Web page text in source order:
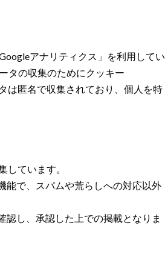
アナリティクス」を利用してい
タの収集のためにクッキー
は匿名で収集されており、個人を特
しています。
能で、スパムや荒らしへの対応以外
し、承認した上での掲載となりま